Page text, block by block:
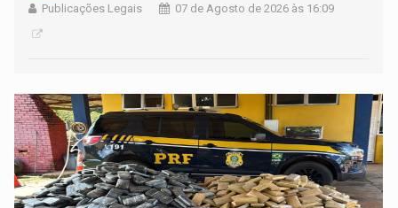
Publicações Legais 07 de Agosto de 2026 às 16:09